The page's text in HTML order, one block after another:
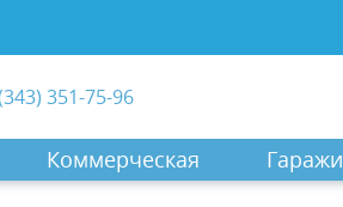
351-75-96
Коммерческая Гаражи